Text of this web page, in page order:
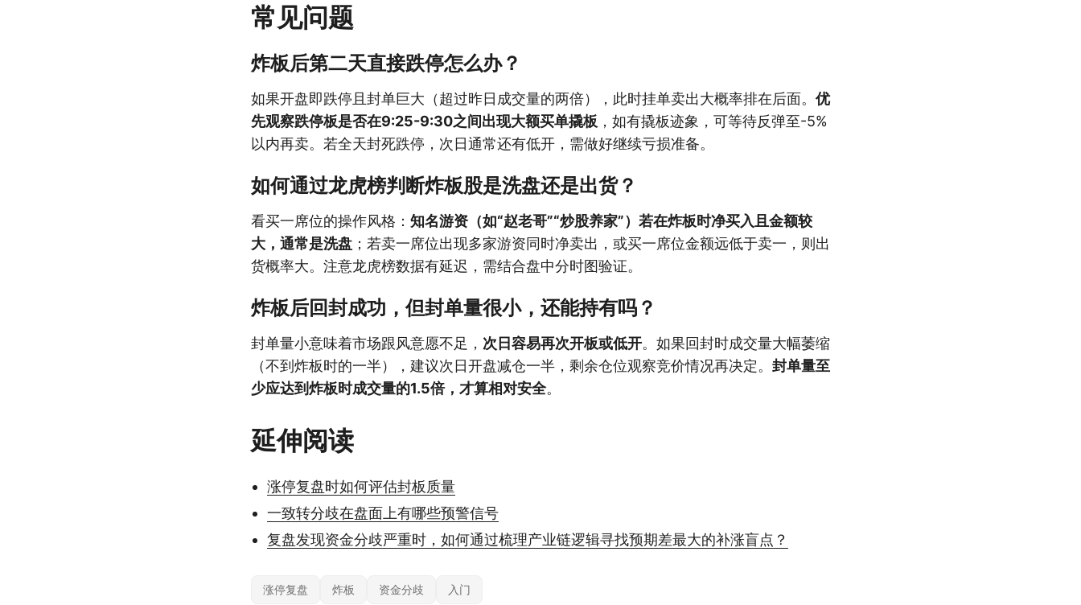
常见问题
炸板后第二天直接跌停怎么办？
如果开盘即跌停且封单巨大（超过昨日成交量的两倍），此时挂单卖出大概率排在后面。 优
先观察跌停板是否在9:25-9:30之间出现大额买单撬板 ，如有撬板迹象，可等待反弹至-5%
以内再卖。若全天封死跌停，次日通常还有低开，需做好继续亏损准备。
如何通过龙虎榜判断炸板股是洗盘还是出货？
看买一席位的操作风格： 知名游资（如“赵老哥”“炒股养家”）若在炸板时净买入且金额较
大，通常是洗盘 ；若卖一席位出现多家游资同时净卖出，或买一席位金额远低于卖一，则出
货概率大。注意龙虎榜数据有延迟，需结合盘中分时图验证。
炸板后回封成功，但封单量很小，还能持有吗？
封单量小意味着市场跟风意愿不足， 次日容易再次开板或低开。如果回封时成交量大幅萎缩
（不到炸板时的一半），建议次日开盘减仓一半，剩余仓位观察竞价情况再决定。 封单量至
少应达到炸板时成交量的1.5倍，才算相对安全。
延伸阅读
涨停复盘时如何评估封板质量
一致转分歧在盘面上有哪些预警信号
复盘发现资金分歧严重时，如何通过梳理产业链逻辑寻找预期差最大的补涨盲点？
涨停复盘 炸板 资金分歧 入门